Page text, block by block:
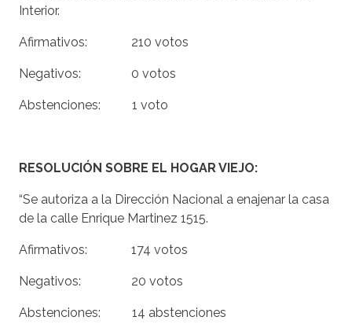
Interior.
Afirmativos: 210 votos
Negativos: 0 votos
Abstenciones: 1 voto
RESOLUCIÓN SOBRE EL HOGAR VIEJO:
“Se autoriza a la Dirección Nacional a enajenar la casa
de la calle Enrique Martinez 1515.
Afirmativos: 174 votos
Negativos: 20 votos
Abstenciones: 14 abstenciones